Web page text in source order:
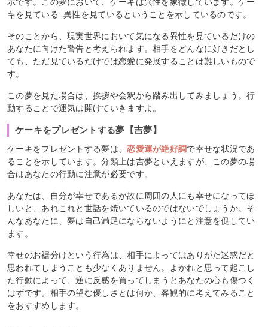
キを見ている=異性を見ているということを示しているのです。
そのことから、現実世界において気になる異性を見ているだけの
あなたに向けた警告と考えられます。相手をどんなに好きだとし
ても、ただ見ているだけでは恋愛に発展することは難しいもので
す。
この夢を見た場合は、挨拶や会釈から踏み出してみましょう。行
動することで運気は開けていきますよ。
ケーキをプレゼントする夢【吉夢】
ケーキをプレゼントする夢は、恋愛運が絶好調で幸せな状況であ
ることを示しています。分類上は吉夢といえますが、この夢の場
合はあなたの行動に注意が必要です。
あなたは、自分が幸せであるが故に周囲の人にも幸せになってほ
しいと、あれこれと世話を焼いているのではないでしょうか。そ
んなあなたに、夢は自己満足にならないようにと注意を促してい
ます。
幸せのお裾分けという行為は、相手によってはありがた迷惑だと
思われてしまうことも少なくありません。よかれと思って起こし
た行動によって、逆に反感を買ってしまうとあなたの心も傷つく
はずです。相手の望む優しさとは何か、客観的に考えてみること
をおすすめします。